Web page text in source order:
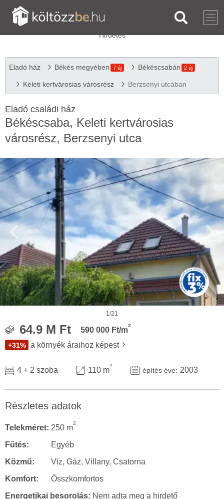
Eladó ház Békés megyében 7 új Békéscsabán 2 új
Keleti kertvárosias városrész Berzsenyi utcában
Eladó családi ház
Békéscsaba, Keleti kertvárosias
városrész, Berzsenyi utca
1/21
64.9 M Ft 590 000 Ft/m
2
+31% a környék áraihoz képest
4 + 2 szoba 110 m
2
építés éve: 2003
Részletes adatok
Telekméret: 250 m
2
Fűtés:
Egyéb
Közmű:
Víz, Gáz, Villany, Csatorna
Komfort:
Összkomfortos
Energetikai besorolás: Nem adta meg a hirdető